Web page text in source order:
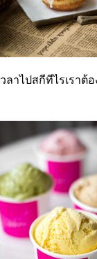
าไปสกีทีไรเราต้